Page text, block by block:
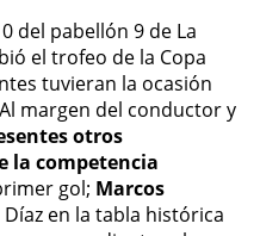
del pabellón 9 de La
el trofeo de la Copa
tuvieran la ocasión
margen del conductor y
otros
la competencia
gol; Marcos
en la tabla histórica